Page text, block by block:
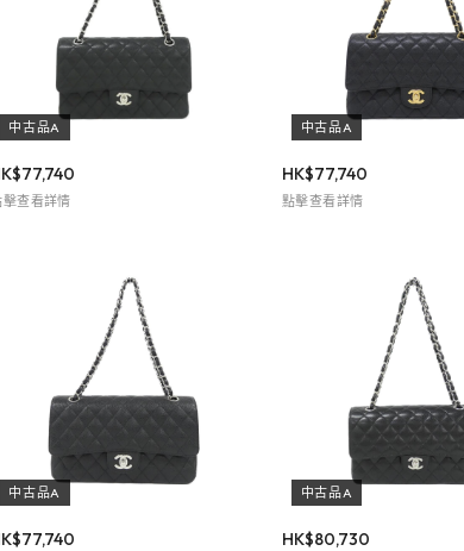
中古品A
77,740
擊查看詳情
中古品A
HK$77,740
點擊查看詳情
中古品A
77,740
中古品A
HK$80,730